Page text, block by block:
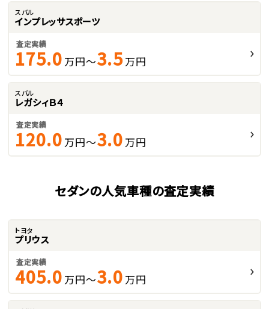
スバル
インプレッサスポーツ
査定実績
175.0 万円～3.5万円
スバル
レガシィＢ４
査定実績
120.0 万円～3.0 万円
セダンの人気車種の査定実績
トヨタ
プリウス
査定実績
405.0 万円～3.0 万円